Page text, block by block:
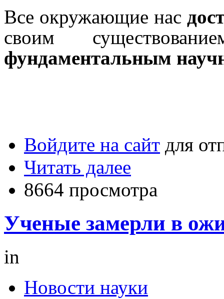
Все окружающие нас
своим
фундаментальным
Войдите на сайт для
Читать далее
8664 просмотра
Ученые замерли в
in
Новости науки